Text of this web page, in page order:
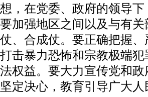
想，在党委、政府的领导
要加强地区之间以及与有
仗、合成仗。要正确把握
打击暴力恐怖和宗教极端
法权益。要大力宣传党和
坚定决心，教育引导广大